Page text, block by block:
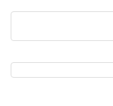
Hỗ trợ
Rạp
Trực tuyến
Cụm rạp
Tuyển dụng
English